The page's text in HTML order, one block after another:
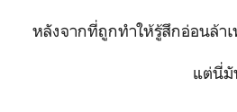
หลังจากที่ถูกทำให้รู้สึกอ่อนล้า
แต่นี่มั